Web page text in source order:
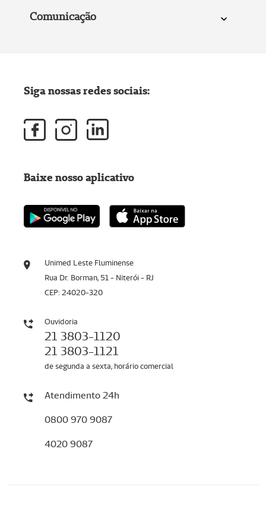
Comunicação
Unimed Leste Fluminense
Rua Dr. Borman, 51 - Niterói - RJ
CEP: 24020-320
Ouvidoria
21 3803-1120
21 3803-1121
de segunda a sexta, horário comercial
Atendimento 24h
0800 970 9087
4020 9087
Siga nossas redes sociais:
Baixe nosso aplicativo